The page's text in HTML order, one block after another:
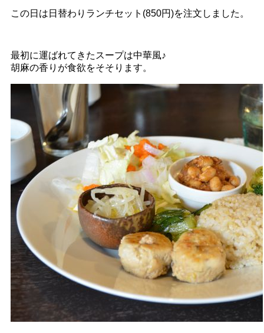
この日は日替わりランチセット(850円)を注文しました。
最初に運ばれてきたスープは中華風♪
胡麻の香りが食欲をそそります。